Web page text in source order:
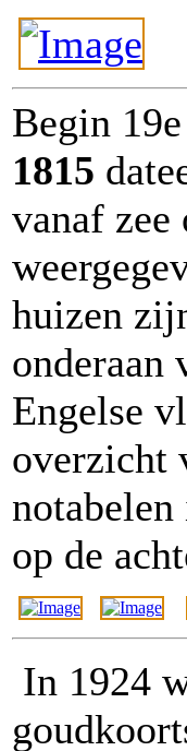
Begin
1815
vanaf zee
huizen
onderaan
Engelse
overzicht
op de
In 1924